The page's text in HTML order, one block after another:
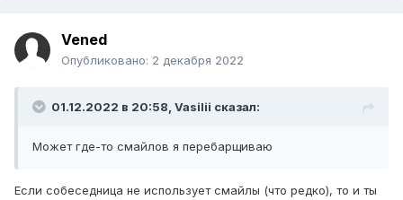
Vened
Опубликовано: 2 декабря 2022
01.12.2022 в 20:58, Vasilii сказал:
Может где-то смайлов я перебарщиваю
Если собеседница не использует смайлы (что редко), то и ты